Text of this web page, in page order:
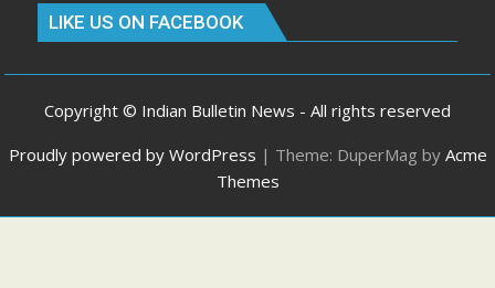
LIKE US ON FACEBOOK
Copyright © Indian Bulletin News - All rights reserved
Proudly powered by WordPress | Theme: DuperMag by Acme
Themes